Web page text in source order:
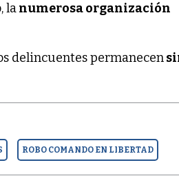
lanumerosa organización
delincuentes permanecen
ROBO COMANDO EN LIBERTAD